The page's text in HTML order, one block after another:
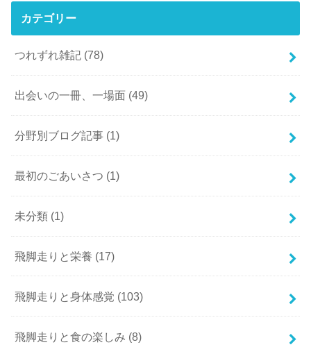
カテゴリー
つれずれ雑記 (78)
出会いの一冊、一場面 (49)
分野別ブログ記事 (1)
最初のごあいさつ (1)
未分類 (1)
飛脚走りと栄養 (17)
飛脚走りと身体感覚 (103)
飛脚走りと食の楽しみ (8)